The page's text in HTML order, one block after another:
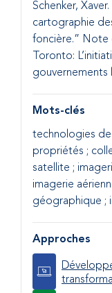
Schenker,
cartographie
foncière.” Note
Toronto:
gouvernements
Mots-clés
technologies de
propriétés ;
satellite ;
imagerie
géographique ;
Approches